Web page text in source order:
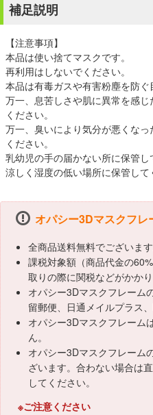
補足説明
【注意事項】
本品は使い捨てマスクです。
再利用はしないでください。
本品は有毒ガスや有害粉塵を防ぐ
万一、息苦しさや肌に異常を感
ください。
万一、臭いにより気分が悪くな
ください。
乳幼児の手の届かない所に保管し
涼しく湿度の低い場所に保管して
オパシー3Dマスクフレ
全商品送料無料でございます
課税対象額（商品代金の
取りの際に関税などがかかり
オパシー3Dマスクフレーム
留郵便、日通メイルプラス
オパシー3Dマスクフレーム
ん。
オパシー3Dマスクフレーム
ざいます。合わない場合は
してください。
※ご注意ください